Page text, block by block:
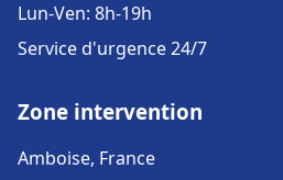
Lun-Ven: 8h-19h
Service d'urgence 24/7
Zone intervention
Amboise, France